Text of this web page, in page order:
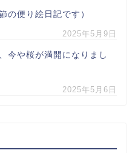
の便り絵日記です）
2025年5月9日
今や桜が満開になりまし
2025年5月6日